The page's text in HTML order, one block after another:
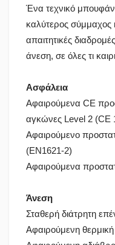
Ένα τεχνικό
καλύτερος σύμμαχος
απαιτητικές
άνεση, σε όλες τι
Ασφάλεια
Αφαιρούμενα CE
αγκώνες Level 2 (CE
Αφαιρούμενο
(EN1621-2)
Αφαιρούμενα
Άνεση
Σταθερή διάτρητη
Αφαιρούμενη